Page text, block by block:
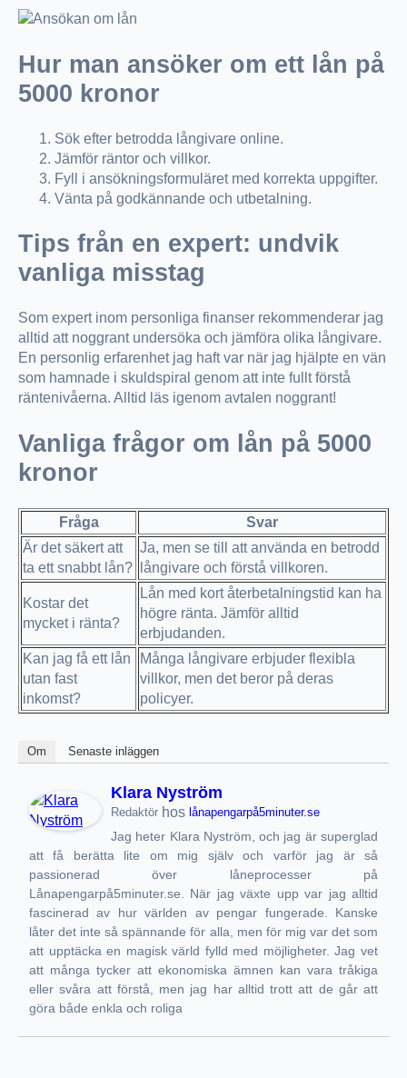
Hur man ansöker om ett lån på
5000 kronor
Sök efter betrodda långivare online.
Jämför räntor och villkor.
Fyll i ansökningsformuläret med korrekta uppgifter.
Vänta på godkännande och utbetalning.
Tips från en expert: undvik
vanliga misstag
Som expert inom personliga finanser rekommenderar jag
alltid att noggrant undersöka och jämföra olika långivare.
En personlig erfarenhet jag haft var när jag hjälpte en vän
som hamnade i skuldspiral genom att inte fullt förstå
räntenivåerna. Alltid läs igenom avtalen noggrant!
Vanliga frågor om lån på 5000
kronor
Fråga
Svar
Är det säkert att
ta ett snabbt lån?
Ja, men se till att använda en betrodd
långivare och förstå villkoren.
Kostar det
mycket i ränta?
Lån med kort återbetalningstid kan ha
högre ränta. Jämför alltid
erbjudanden.
Kan jag få ett lån
utan fast
inkomst?
Många långivare erbjuder flexibla
villkor, men det beror på deras
policyer.
Om Senaste inläggen
Klara Nyström
Redaktör hos lånapengarpå5minuter.se
Jag heter Klara Nyström, och jag är superglad
att få berätta lite om mig själv och varför jag är så
passionerad över låneprocesser på
Lånapengarpå5minuter.se. När jag växte upp var jag alltid
fascinerad av hur världen av pengar fungerade. Kanske
låter det inte så spännande för alla, men för mig var det som
att upptäcka en magisk värld fylld med möjligheter. Jag vet
att många tycker att ekonomiska ämnen kan vara tråkiga
eller svåra att förstå, men jag har alltid trott att de går att
göra både enkla och roliga